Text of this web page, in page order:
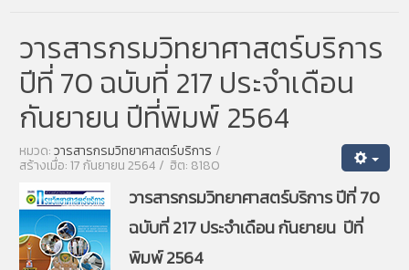
วารสารกรมวิทยาศาสตร์บริการ
ปีที่ 70 ฉบับที่ 217 ประจำเดือน
กันยายน ปีที่พิมพ์ 2564
หมวด:วารสารกรมวิทยาศาสตร์บริการ
สร้างเมื่อ: 17 กันยายน 2564 ฮิต: 8180
วารสารกรมวิทยาศาสตร์บริการ ปีที่ 70
ฉบับที่ 217 ประจำเดือน กันยายน ปีที่
พิมพ์ 2564